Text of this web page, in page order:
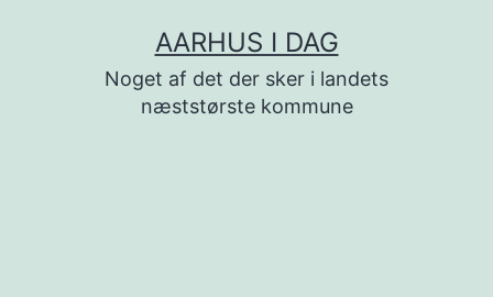
AARHUS I DAG
Noget af det der sker i landets
næststørste kommune